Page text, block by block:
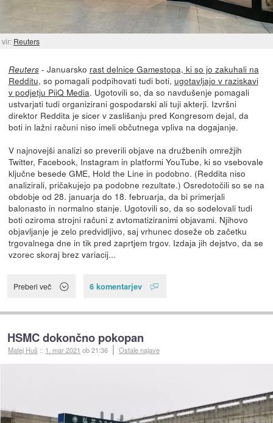
vir: Reuters
Reuters- Januarsko rast delnice Gamestopa, ki so jo zakuhali na
Redditu, so pomagali podpihovati tudi boti, ugotavljajo v raziskavi
v podjetju PiiQ Media. Ugotovili so, da so navdušenje pomagali
ustvarjati tudi organizirani gospodarski ali tuji akterji. Izvršni
direktor Reddita je sicer v zaslišanju pred Kongresom dejal, da
boti in lažni računi niso imeli občutnega vpliva na dogajanje.
V najnovejši analizi so preverili objave na družbenih omrežjih
Twitter, Facebook, Instagram in platformi YouTube, ki so vsebovale
ključne besede GME, Hold the Line in podobno. (Reddita niso
analizirali, pričakujejo pa podobne rezultate.) Osredotočili so se na
obdobje od 28. januarja do 18. februarja, da bi primerjali
balonasto in normalno stanje. Ugotovili so, da so sodelovali tudi
boti oziroma strojni računi z avtomatiziranimi objavami. Njihovo
objavljanje je zelo predvidljivo, saj vrhunec doseže ob začetku
trgovalnega dne in tik pred zaprtjem trgov. Izdaja jih dejstvo, da se
vzorec skoraj brez variacij...
Preberi več 6 komentarjev
HSMC dokončno pokopan
Matej Huš :: 1. mar 2021 ob 21:36 Ostale najave